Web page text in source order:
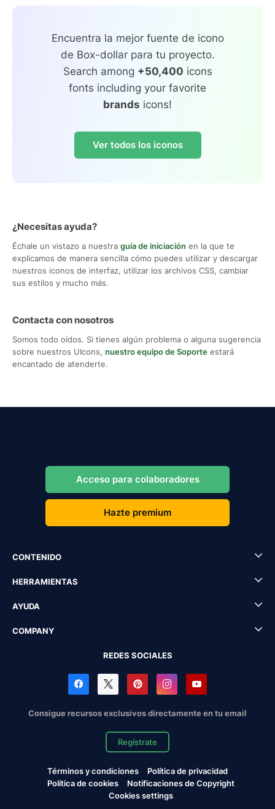
Encuentra la mejor fuente de icono
de Box-dollar para tu proyecto.
Search among +50,400 icons
fonts including your favorite
brands icons!
Ver todos los iconos
¿Necesitas ayuda?
Échale un vistazo a nuestra guía de iniciación en la que te
explicamos de manera sencilla cómo puedes utilizar y descargar
nuestros iconos de interfaz, utilizar los archivos CSS, cambiar
sus estilos y mucho más.
Contacta con nosotros
Somos todo oídos. Si tienes algún problema o alguna sugerencia
sobre nuestros UIcons, nuestro equipo de Soporte estará
encantado de atenderte.
Acceso para colaboradores
Hazte premium
CONTENIDO
HERRAMIENTAS
AYUDA
COMPANY
REDES SOCIALES
Consigue recursos exclusivos directamente en tu email
Regístrate
Términos y condiciones
Política de privacidad
Política de cookies
Notificaciones de Copyright
Cookies settings